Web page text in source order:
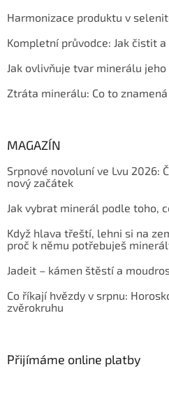
Harmonizace produktu v
Kompletní průvodce: Jak čistit
Jak ovlivňuje tvar minerálu
Ztráta minerálu: Co to
MAGAZÍN
Srpnové novoluní ve Lvu 2026:
nový začátek
Jak vybrat minerál podle toho,
Když hlava třeští, lehni si na
proč k němu potřebuješ
Jadeit – kámen štěstí a
Co říkají hvězdy v srpnu:
zvěrokruhu
Přijímáme online platby